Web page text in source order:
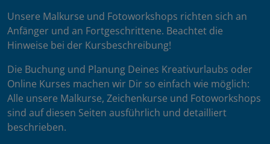
Unsere Malkurse und Fotoworkshops richten sich an
Anfänger und an Fortgeschrittene. Beachtet die
Hinweise bei der Kursbeschreibung!
Die Buchung und Planung Deines Kreativurlaubs oder
Online Kurses machen wir Dir so einfach wie möglich:
Alle unsere Malkurse, Zeichenkurse und Fotoworkshops
sind auf diesen Seiten ausführlich und detailliert
beschrieben.